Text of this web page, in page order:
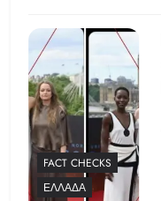
FACT CHECKS
ΕΛΛΆΔΑ